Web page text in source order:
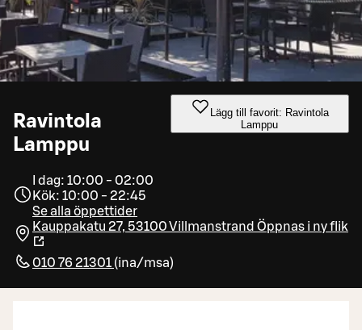
Ravintola
Lamppu
Lägg till favorit: Ravintola
Lamppu
I dag: 10:00 - 02:00
Kök: 10:00 - 22:45
Se alla öppettider
Kauppakatu 27, 53100 Villmanstrand Öppnas i ny flik
010 76 21301 (ina/msa)